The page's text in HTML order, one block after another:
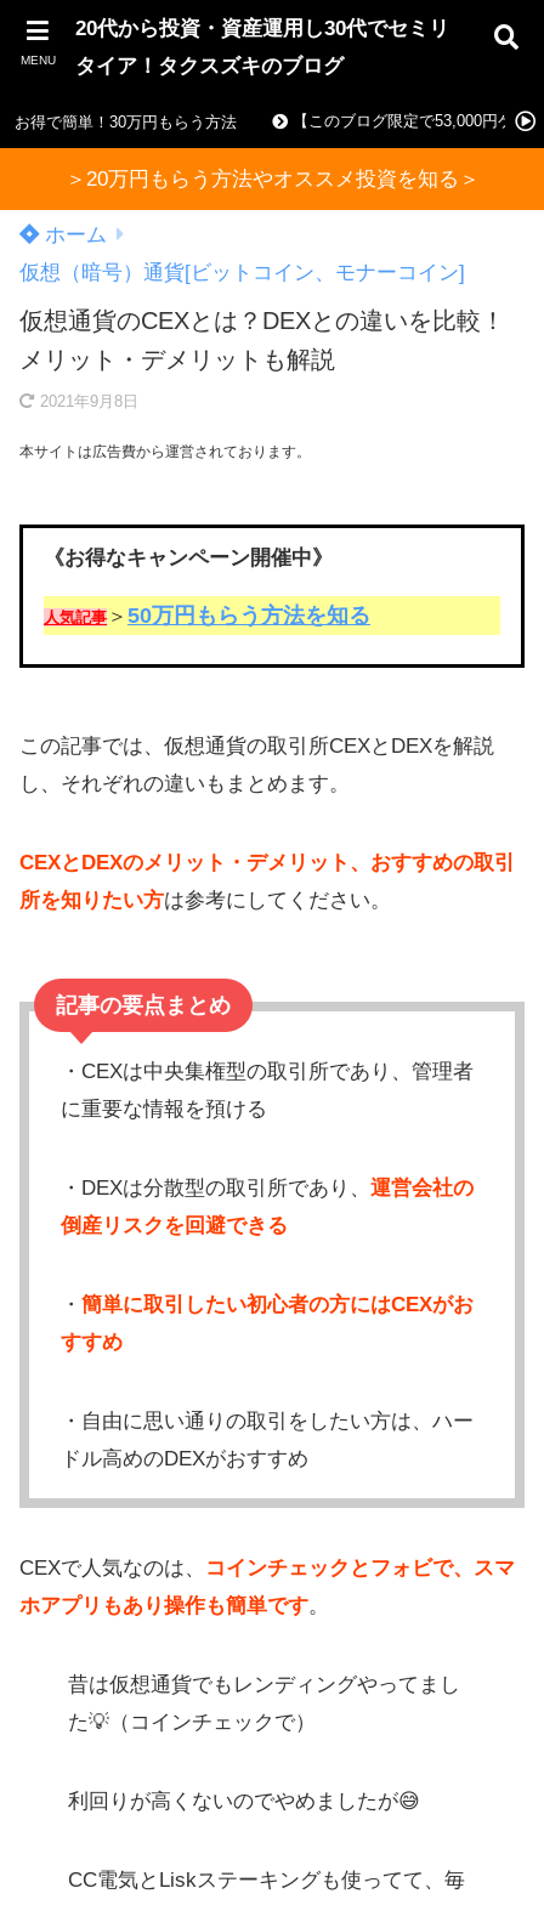
MENU
20代から投資・資産運用し30代でセミリ
タイア！タクスズキのブログ
お得で簡単！30万円もらう方法 【このブログ限定で53,000円ゲッ
＞20万円もらう方法やオススメ投資を知る＞
ホーム
仮想（暗号）通貨[ビットコイン、モナーコイン]
仮想通貨のCEXとは？DEXとの違いを比較！
メリット・デメリットも解説
2021年9月8日
本サイトは広告費から運営されております。
《お得なキャンペーン開催中》
人気記事 ＞ 50万円もらう方法を知る
この記事では、仮想通貨の取引所CEXとDEXを解説
し、それぞれの違いもまとめます。
CEXとDEXのメリット・デメリット、おすすめの取引
所を知りたい方は参考にしてください。
記事の要点まとめ
・CEXは中央集権型の取引所であり、管理者
に重要な情報を預ける
・DEXは分散型の取引所であり、 運営会社の
倒産リスクを回避できる
・ 簡単に取引したい初心者の方にはCEXがお
すすめ
・自由に思い通りの取引をしたい方は、ハー
ドル高めのDEXがおすすめ
CEXで人気なのは、
コインチェックとフォビで、スマ
ホアプリもあり操作も簡単です。
昔は仮想通貨でもレンディングやってまし
た💡（コインチェックで）
利回りが高くないのでやめましたが😅
CC電気とLiskステーキングも使ってて、毎